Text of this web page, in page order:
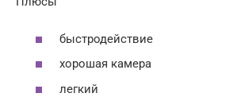
быстродействие
хорошая камера
легкий